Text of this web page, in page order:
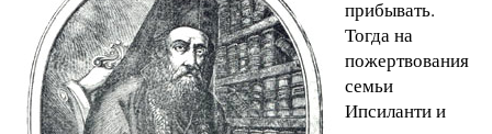
прибывать.
Тогда на
пожертвования
семьи
Ипсиланти и